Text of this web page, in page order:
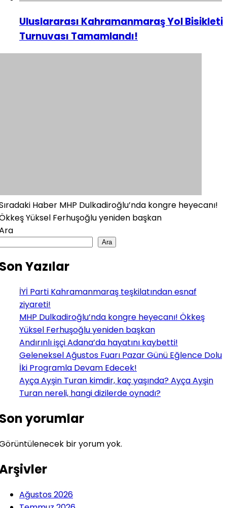
Uluslararası Kahramanmaraş Yol Bisikleti
Turnuvası Tamamlandı!
Haber MHP Dulkadiroğlu’nda kongre heyecanı!
Yüksel Ferhuşoğlu yeniden başkan
Ara
Yazılar
İYİ Parti Kahramanmaraş teşkilatından esnaf
ziyareti!
MHP Dulkadiroğlu’nda kongre heyecanı! Ökkeş
Yüksel Ferhuşoğlu yeniden başkan
Andırınlı işçi Adana’da hayatını kaybetti!
Geleneksel Ağustos Fuarı Pazar Günü Eğlence Dolu
İki Programla Devam Edecek!
Ayça Ayşin Turan kimdir, kaç yaşında? Ayça Ayşin
Turan nereli, hangi dizilerde oynadı?
yorumlar
bir yorum yok.
Ağustos 2026